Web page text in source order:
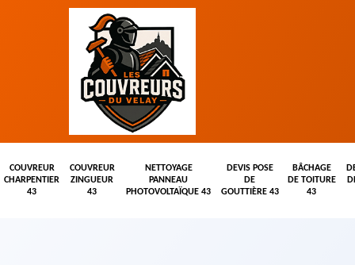
COUVREUR
CHARPENTIER
43
COUVREUR
ZINGUEUR
43
NETTOYAGE
PANNEAU
PHOTOVOLTAÏQUE 43
DEVIS POSE
DE
GOUTTIÈRE 43
BÂCHAGE
DE TOITURE
43